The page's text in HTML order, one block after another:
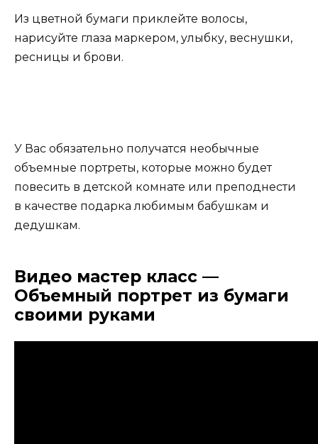
Из цветной бумаги приклейте волосы,
нарисуйте глаза маркером, улыбку, веснушки,
ресницы и брови.
У Вас обязательно получатся необычные
объемные портреты, которые можно будет
повесить в детской комнате или преподнести
в качестве подарка любимым бабушкам и
дедушкам.
Видео мастер класс —
Объемный портрет из бумаги
своими руками